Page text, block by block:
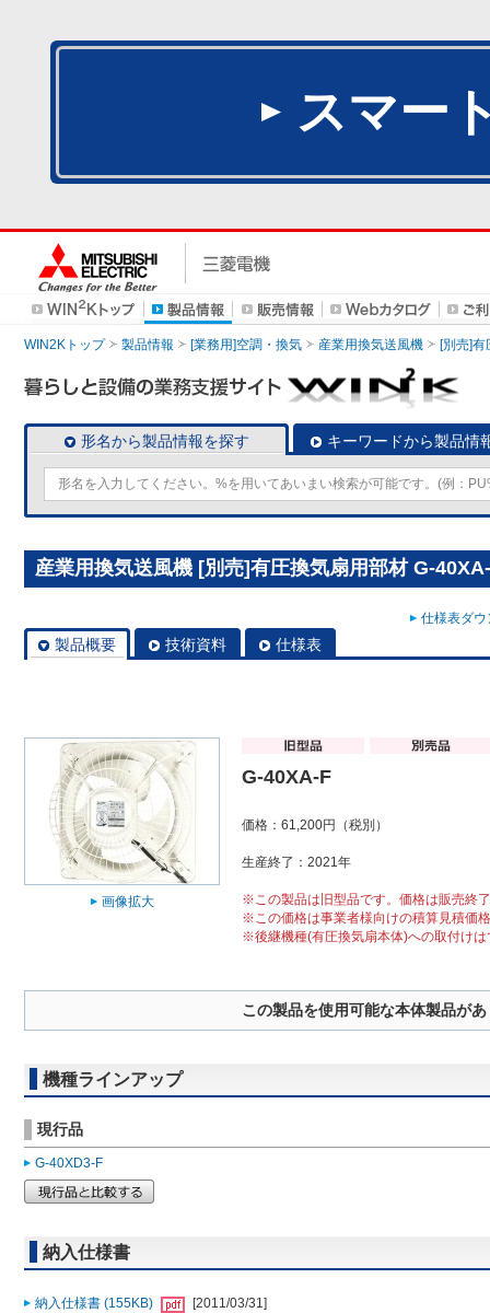
スマー
WIN2Kトップ 製品情報 [業務用]空調・換気 産業用換気送風機 [別売]有
形名から製品情報を探す キーワードから製品情
産業用換気送風機 [別売]有圧換気扇用部材 G-
仕様表ダ
製品概要 技術資料 仕様表
画像拡大
G-40XA-F
価格：61,200円（税別）
生産終了：2021年
※この製品は旧型品です。価格は販売終
※この価格は事業者様向けの積算見積価
※後継機種(有圧換気扇本体)への取付けは
この製品を使用可能な本体製品が
機種ラインアップ
現行品
G-40XD3-F
納入仕様書
納入仕様書 (155KB) [2011/03/31]